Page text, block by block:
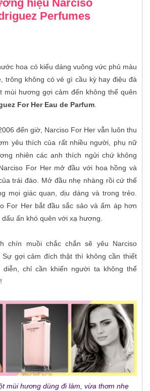
hiệu Narciso
Perfumes
hoa có kiểu dáng vuông vức phủ màu
trông không có vẻ gì cầu kỳ hay điệu đà
mùi hương gợi cảm đến không thể quên
For Her Eau de Parfum
đến giờ, Narciso For Her vẫn luôn thu
yêu thích của rất nhiều người, phụ nữ
nhiên các anh thích ngửi chứ không
For Her mở đầu với hoa hồng và
trái đào. Mở đầu nhẹ nhàng rồi cứ thế
mọi giác quan, dịu dàng và trong trẻo.
For Her bắt đầu sắc sảo và ấm áp hơn
ấn khó quên với xạ hương.
chín muồi chắc chắn sẽ yêu Narciso
Sự gợi cảm đích thật thì không cần thiết
diễn, chỉ cần khiến người ta không thể
mùi hương dùng đi làm, vừa thơm nhẹ